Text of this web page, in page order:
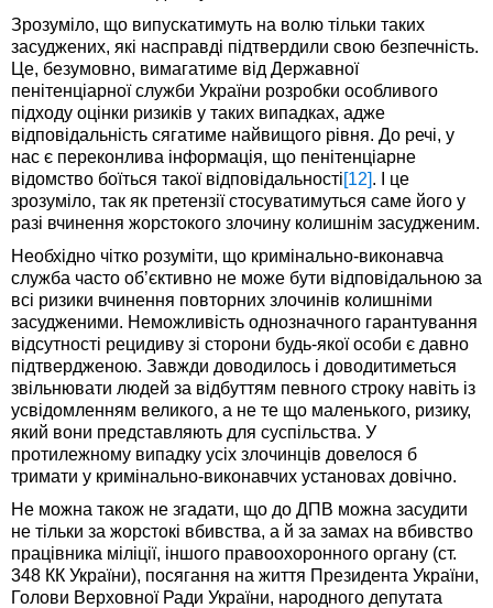
Зрозуміло, що випускатимуть на волю тільки таких
засуджених, які насправді підтвердили свою безпечність.
Це, безумовно, вимагатиме від Державної
пенітенціарної служби України розробки особливого
підходу оцінки ризиків у таких випадках, адже
відповідальність сягатиме найвищого рівня. До речі, у
нас є переконлива інформація, що пенітенціарне
відомство боїться такої відповідальності [12] . І це
зрозуміло, так як претензії стосуватимуться саме його у
разі вчинення жорстокого злочину колишнім засудженим.
Необхідно чітко розуміти, що кримінально-виконавча
служба часто об’єктивно не може бути відповідальною за
всі ризики вчинення повторних злочинів колишніми
засудженими. Неможливість однозначного гарантування
відсутності рецидиву зі сторони будь-якої особи є давно
підтвердженою. Завжди доводилось і доводитиметься
звільнювати людей за відбуттям певного строку навіть із
усвідомленням великого, а не те що маленького, ризику,
який вони представляють для суспільства. У
протилежному випадку усіх злочинців довелося б
тримати у кримінально-виконавчих установах довічно.
Не можна також не згадати, що до ДПВ можна засудити
не тільки за жорстокі вбивства, а й за замах на вбивство
працівника міліції, іншого правоохоронного органу (ст.
348 КК України), посягання на життя Президента України,
Голови Верховної Ради України, народного депутата